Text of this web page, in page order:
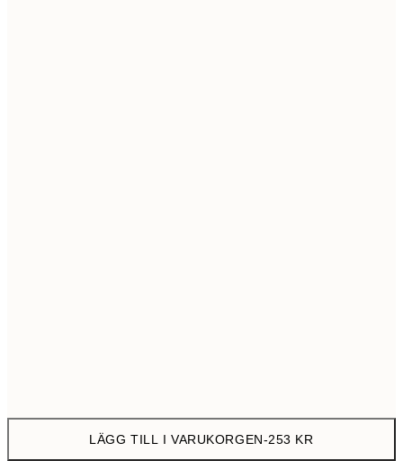
LÄGG TILL I VARUKORGEN-253 KR